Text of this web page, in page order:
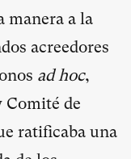
manera a la
acreedores
ad hoc,
Comité de
ratificaba una